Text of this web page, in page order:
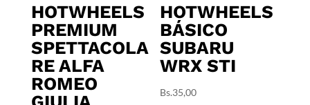
HOTWHEELS
PREMIUM
SPETTACOLA
RE ALFA
ROMEO
HOTWHEELS
BÁSICO
SUBARU
WRX STI
Bs.35,00